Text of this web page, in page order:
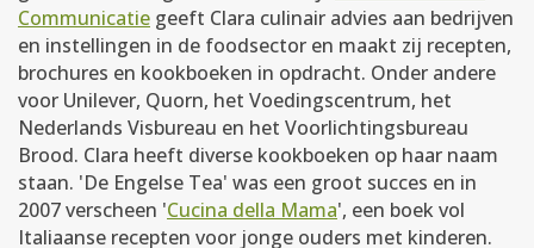
Communicatie geeft Clara culinair advies aan bedrijven
en instellingen in de foodsector en maakt zij recepten,
brochures en kookboeken in opdracht. Onder andere
voor Unilever, Quorn, het Voedingscentrum, het
Nederlands Visbureau en het Voorlichtingsbureau
Brood. Clara heeft diverse kookboeken op haar naam
staan. 'De Engelse Tea' was een groot succes en in
2007 verscheen 'Cucina della Mama', een boek vol
Italiaanse recepten voor jonge ouders met kinderen.